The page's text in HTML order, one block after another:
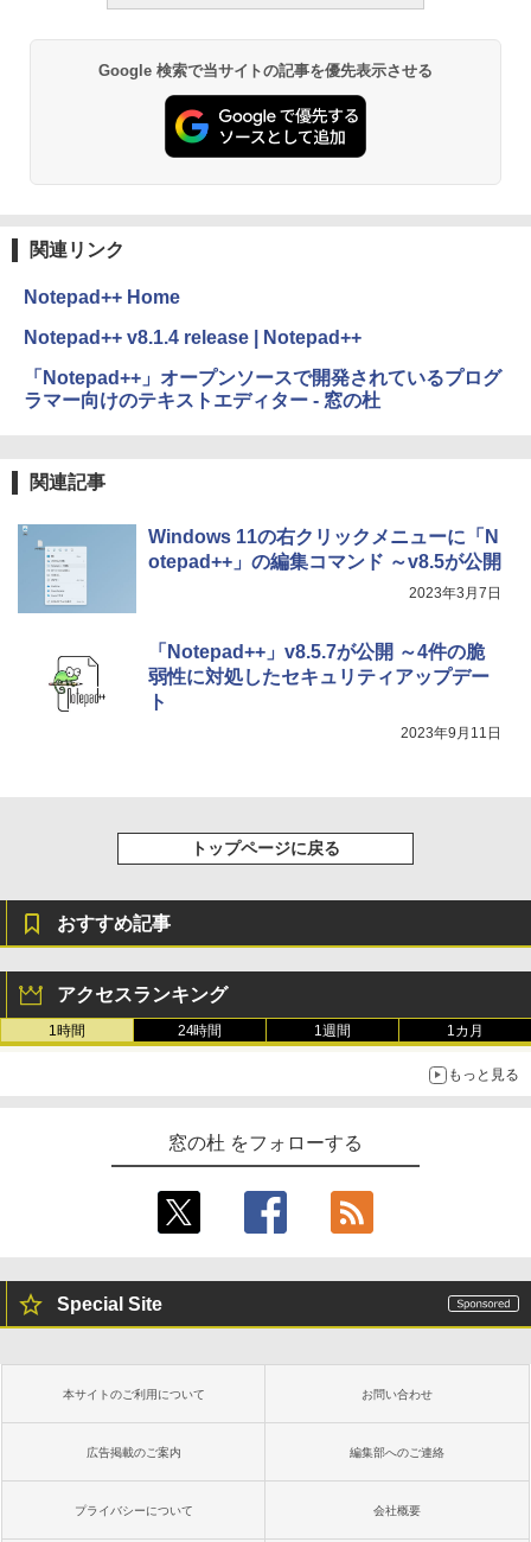
ClaudeCode いちばんやさしい 教科書:
方 マニュアル AI副業にもコンテンツ作成
にもKindle出版にも！ 非エンジニアのた
めのAIコーディング入門シリーズ
￥2,326
FM TOWNS ハイパー・カタログ: 本体ハ
￥19,980
Kindle Paperwhite シグニチャーエディ
ション (32GB) 7インチディスプレイ、明
ージ、防水、7インチカラーディスプレ
イ、色調調節ライト、最大8週間持続バッ
テリー、広告無し、ブラック (2025年発
売)
11インチカラーディスプレイ、64GBスト
レージ、ノート機能搭載、明るさ自動調
整、色調調節ライト、プレミアムペン付
￥115,980
Google 検索で当サイトの記事を優先表示させる
関連リンク
Notepad++ Home
Notepad++ v8.1.4 release | Notepad++
「Notepad++」オープンソースで開発されているプログ
ラマー向けのテキストエディター - 窓の杜
関連記事
Windows 11の右クリックメニューに「N
otepad++」の編集コマンド ～v8.5が公開
2023年3月7日
「Notepad++」v8.5.7が公開 ～4件の脆
弱性に対処したセキュリティアップデー
ト
2023年9月11日
トップページに戻る
おすすめ記事
アクセスランキング
1時間 24時間 1週間 1カ月
もっと見る
窓の杜 をフォローする
Special Site
本サイトのご利用について お問い合わせ
広告掲載のご案内 編集部へのご連絡
プライバシーについて 会社概要